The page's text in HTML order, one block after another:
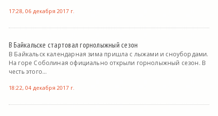
17:28, 06 декабря 2017 г.
В Байкальске стартовал горнолыжный сезон
В Байкальск календарная зима пришла с лыжами и сноубордами.
На горе Соболиная официально открыли горнолыжный сезон. В
честь этого...
18:22, 04 декабря 2017 г.